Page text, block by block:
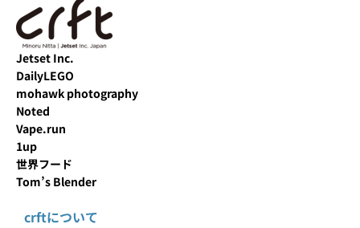
Jetset Inc.
DailyLEGO
mohawk photography
Noted
Vape.run
1up
世界フード
Tom’s Blender
crftについて